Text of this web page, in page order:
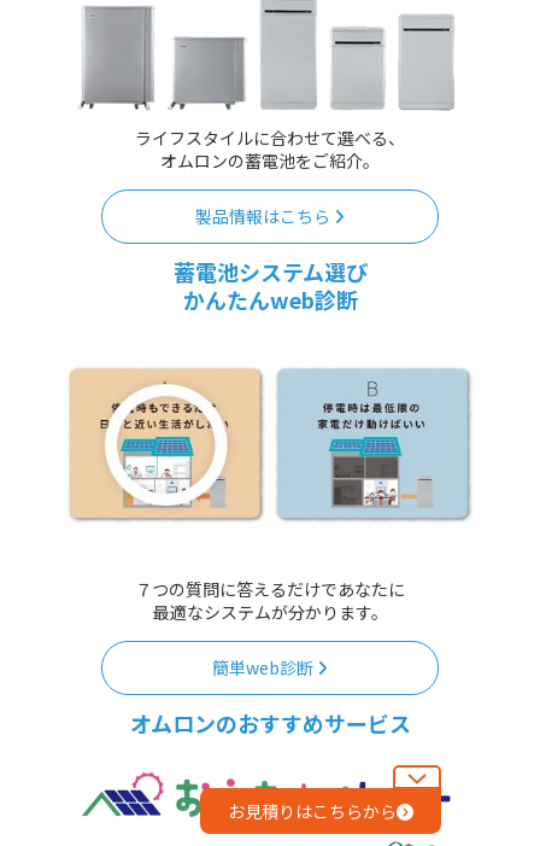
ライフスタイルに合わせて選べる、
オムロンの蓄電池をご紹介。
製品情報はこちら
蓄電池システム選び
かんたんweb診断
７つの質問に答えるだけであなたに
最適なシステムが分かります。
簡単web診断
オムロンのおすすめサービス
お見積りはこちらから